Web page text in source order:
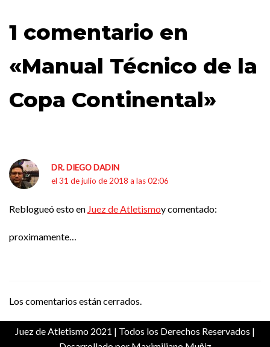
1 comentario en
«Manual Técnico de la
Copa Continental»
DR. DIEGO DADIN
el 31 de julio de 2018 a las 02:06
Reblogueó esto en Juez de Atletismoy comentado:
proximamente…
Los comentarios están cerrados.
Juez de Atletismo 2021 | Todos los Derechos Reservados |